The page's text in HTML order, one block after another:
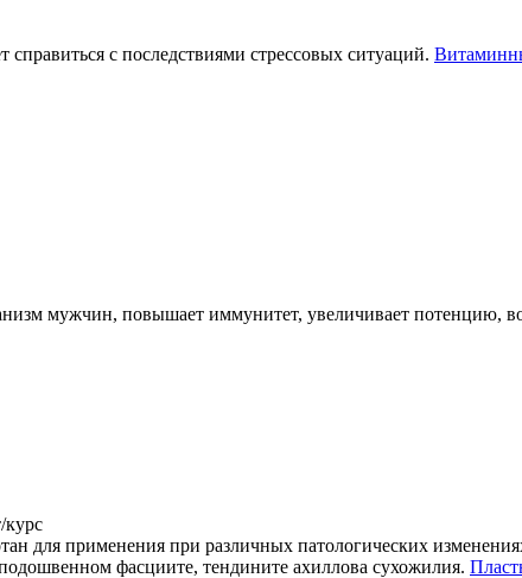
с последствиями стрессовых ситуаций.
мужчин, повышает иммунитет, увеличивает потенцию,
для применения при различных патологических
фасциите, тендините ахиллова сухожилия.